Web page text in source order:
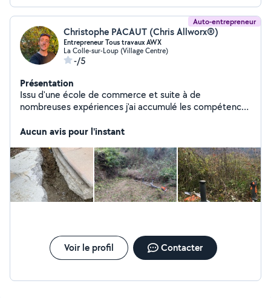
Auto-entrepreneur
Christophe PACAUT (Chris Allworx®)
Entrepreneur Tous travaux AWX
La Colle-sur-Loup (Village Centre)
-/5
Présentation
Issu d'une école de commerce et suite à de
nombreuses expériences j'ai accumulé les compétences
avoir travaillé dans de nombreux corps d'états, je
d'outils type perceuse, visseuse, clé à choc, meuleuse
et autres je propose une palette d'intervention assez
large, fixation, montage, démontage, démolition,
évacuation... rénovation mon cœur de métier étant
l'aménagement du paysage, espaces verts et
Facebook PS: I am English fluent if that can help
Aucun avis pour l'instant
Voir le profil Contacter